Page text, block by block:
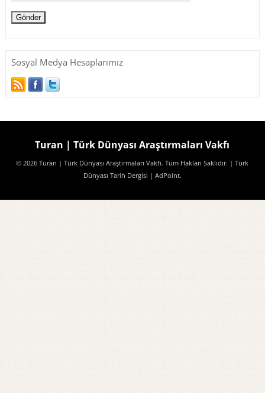
Sosyal Medya Hesaplarımız
Turan | Türk Dünyası Araştırmaları Vakfı
© 2026 Turan | Türk Dünyası Araştırmaları Vakfı. Tüm Hakları Saklıdır. | Türk
Dünyası Tarih Dergisi | AdPoint.